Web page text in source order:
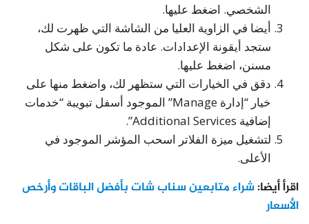
الشخصي. اضغط عليها.
أيضا في الزاوية العليا من الشاشة التي ظهرت لك،
ستجد أيقونة الإعدادات. عادة ما تكون على شكل
مسنن، اضغط عليها.
دقق في الخيارات التي ستظهر لك، واضغط منها على
خيار “إدارة Manage” الموجود أسفل تبويبة “خدمات
إضافية Additional Services”.
لتشغيل ميزة الفلاتر اسحب المؤشر الموجود في
الأعلى.
اقرأ أيضا:شراء متابعين سناب شات بأفضل الباقات وأرخص
الأسعار